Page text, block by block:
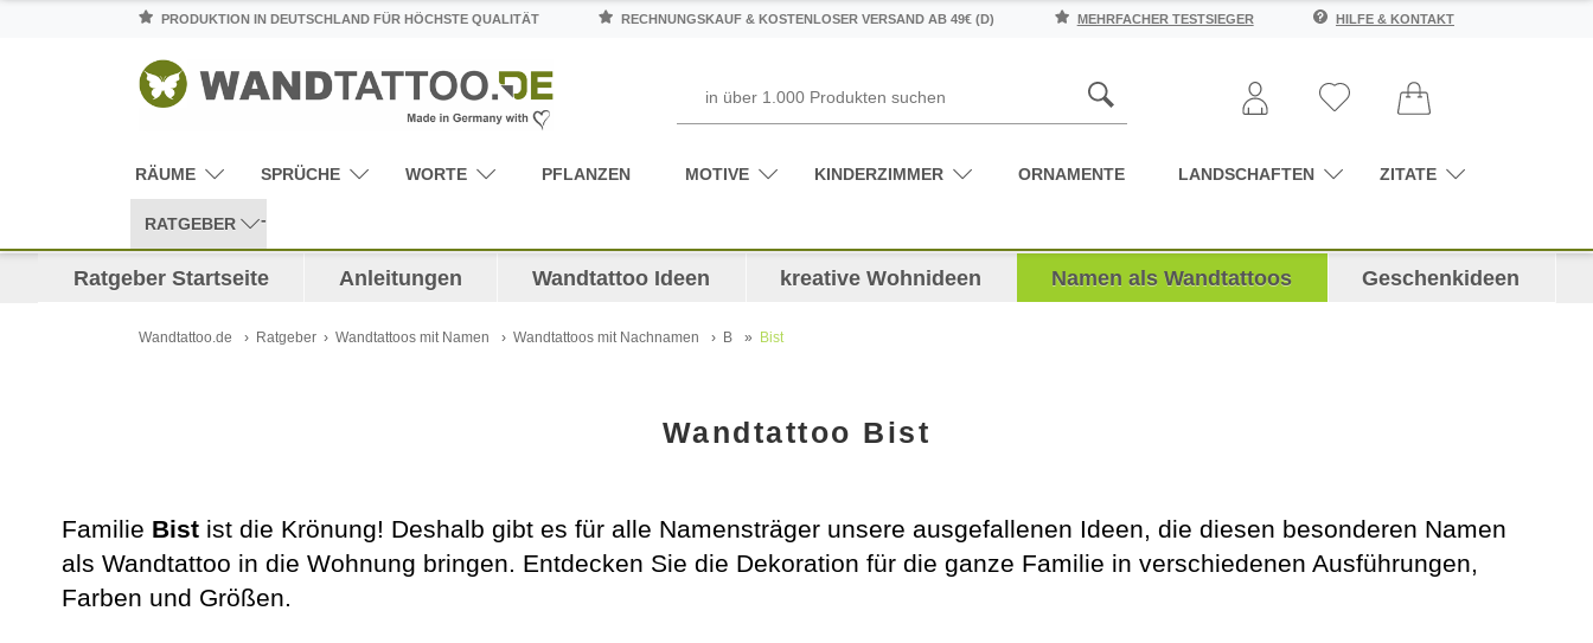
PRODUKTION IN DEUTSCHLAND FÜR HÖCHSTE QUALITÄT RECHNUNGSKAUF & KOSTENLOSER VERSAND AB 49€ (D) MEHRFACHER TESTSIEGER HILFE & KONTAKT
RÄUME SPRÜCHE WORTE PFLANZEN MOTIVE KINDERZIMMER ORNAMENTE LANDSCHAFTEN ZITATE
RATGEBER
Ratgeber Startseite Anleitungen Wandtattoo Ideen kreative Wohnideen Namen als Wandtattoos Geschenkideen
Wandtattoo.de Ratgeber Wandtattoos mit Namen Wandtattoos mit Nachnamen B Bist
Wandtattoo Bist
Familie Bist ist die Krönung! Deshalb gibt es für alle Namensträger unsere ausgefallenen Ideen, die diesen besonderen Namen
als Wandtattoo in die Wohnung bringen. Entdecken Sie die Dekoration für die ganze Familie in verschiedenen Ausführungen,
Farben und Größen.